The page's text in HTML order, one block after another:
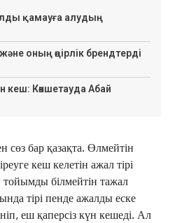
қамауға алудың
оның өңірлік брендтерді
кеш: Көкшетауда Абай
сөз бар қазақта. Өлмейтін
кеш келетін ажал тірі
білмейтін тажал
тірі пенде ажалды еске
еш қаперсіз күн кешеді. Ал